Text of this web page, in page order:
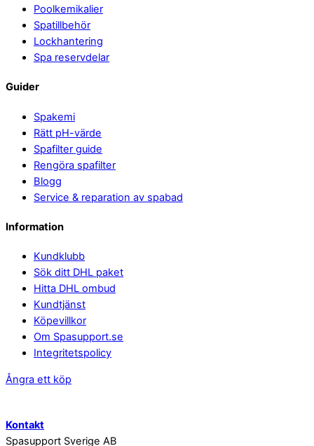
Poolkemikalier
Spatillbehör
Lockhantering
Spa reservdelar
Guider
Spakemi
Rätt pH-värde
Spafilter guide
Rengöra spafilter
Blogg
Service & reparation av spabad
Information
Kundklubb
Sök ditt DHL paket
Hitta DHL ombud
Kundtjänst
Köpevillkor
Om Spasupport.se
Integritetspolicy
Ångra ett köp
Kontakt
Spasupport Sverige AB